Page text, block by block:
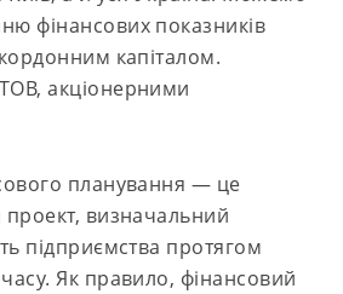
фінансових показників
капіталом.
акціонерними
планування — це
визначальний
підприємства протягом
Як правило, фінансовий